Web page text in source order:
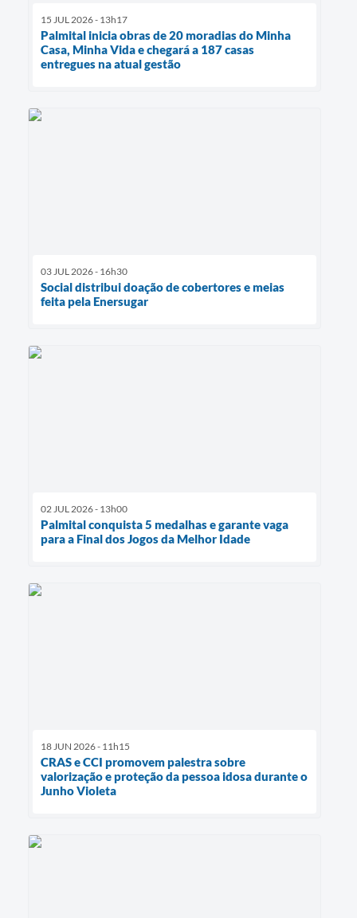
15 JUL 2026 - 13h17
Palmital inicia obras de 20 moradias do Minha
Casa, Minha Vida e chegará a 187 casas
entregues na atual gestão
03 JUL 2026 - 16h30
Social distribui doação de cobertores e meias
feita pela Enersugar
02 JUL 2026 - 13h00
Palmital conquista 5 medalhas e garante vaga
para a Final dos Jogos da Melhor Idade
18 JUN 2026 - 11h15
CRAS e CCI promovem palestra sobre
valorização e proteção da pessoa idosa durante o
Junho Violeta